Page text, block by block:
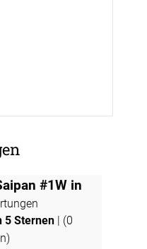
#1W in
5 Sternen | (0